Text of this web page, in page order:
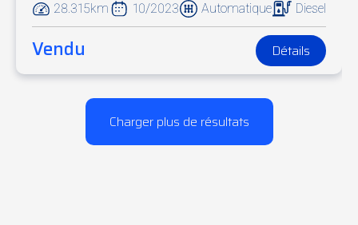
28.315km 10/2023 Automatique Diesel
Vendu Détails
Charger plus de résultats